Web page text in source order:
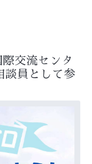
交流センタ
談員として参